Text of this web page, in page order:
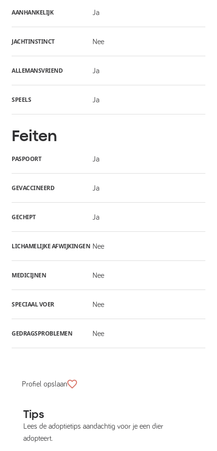
AANHANKELIJK Ja
JACHTINSTINCT Nee
ALLEMANSVRIEND Ja
SPEELS Ja
Feiten
PASPOORT Ja
GEVACCINEERD Ja
GECHIPT Ja
LICHAMELIJKE AFWIJKINGEN Nee
MEDICIJNEN Nee
SPECIAAL VOER Nee
GEDRAGSPROBLEMEN Nee
Profiel opslaan
Tips
Lees de adoptietips aandachtig voor je een dier
adopteert.